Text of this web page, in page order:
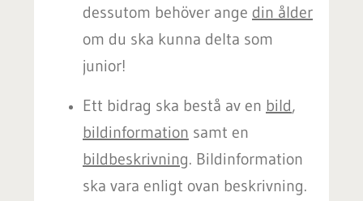
dessutom behöver ange din ålder
om du ska kunna delta som
junior!
Ett bidrag ska bestå av en bild,
bildinformation samt en
bildbeskrivning. Bildinformation
ska vara enligt ovan beskrivning.